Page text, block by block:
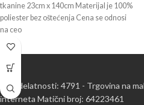
tkanine 23cm x 140cm Materijal je 100%
poliester bez oštećenja Cena se odnosi
na ceo
Šifra delatnosti: 4791 - Trgovina na
interneta Matični broj: 64223461